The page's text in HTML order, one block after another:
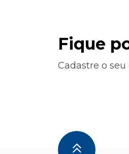
Fique
Cadastre o